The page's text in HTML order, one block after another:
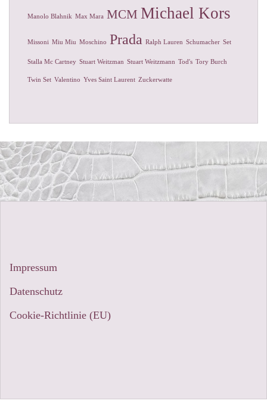
Manolo Blahnik Max Mara MCM Michael Kors
Missoni Miu Miu Moschino Prada Ralph Lauren Schumacher Set
Stalla Mc Cartney Stuart Weitzman Stuart Weitzmann Tod's Tory Burch
Twin Set Valentino Yves Saint Laurent Zuckerwatte
Impressum
Datenschutz
Cookie-Richtlinie (EU)